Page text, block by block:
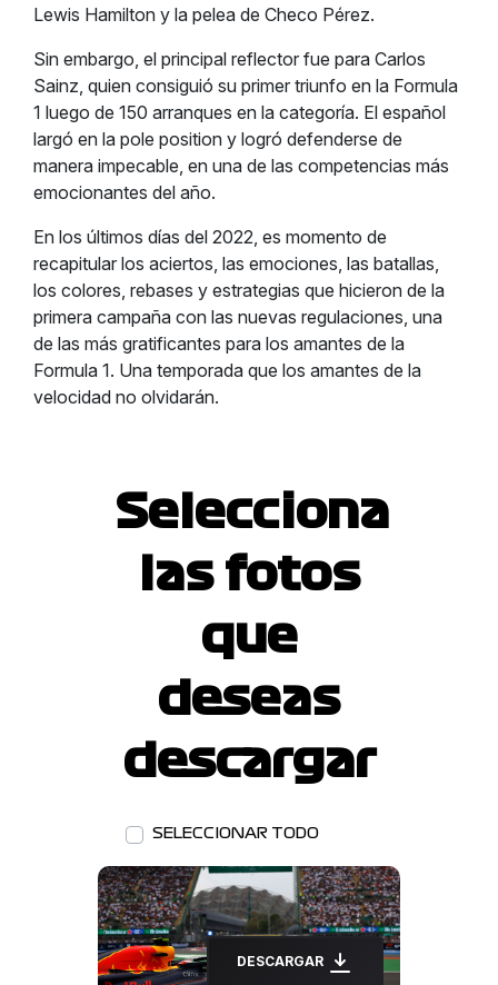
Lewis Hamilton y la pelea de Checo Pérez.
Sin embargo, el principal reflector fue para Carlos
Sainz, quien consiguió su primer triunfo en la Formula
1 luego de 150 arranques en la categoría. El español
largó en la pole position y logró defenderse de
manera impecable, en una de las competencias más
emocionantes del año.
En los últimos días del 2022, es momento de
recapitular los aciertos, las emociones, las batallas,
los colores, rebases y estrategias que hicieron de la
primera campaña con las nuevas regulaciones, una
de las más gratificantes para los amantes de la
Formula 1. Una temporada que los amantes de la
velocidad no olvidarán.
Selecciona
las fotos
que
deseas
descargar
SELECCIONAR TODO
DESCARGAR